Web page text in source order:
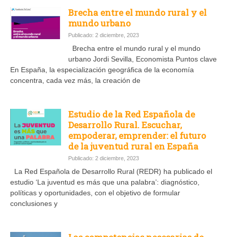
Brecha entre el mundo rural y el
mundo urbano
Publicado: 2 diciembre, 2023
Brecha entre el mundo rural y el mundo
urbano Jordi Sevilla, Economista Puntos clave
En España, la especialización geográﬁca de la economía
concentra, cada vez más, la creación de
Estudio de la Red Española de
Desarrollo Rural. Escuchar,
empoderar, emprender: el futuro
de la juventud rural en España
Publicado: 2 diciembre, 2023
La Red Española de Desarrollo Rural (REDR) ha publicado el
estudio ‘La juventud es más que una palabra’: diagnóstico,
políticas y oportunidades, con el objetivo de formular
conclusiones y